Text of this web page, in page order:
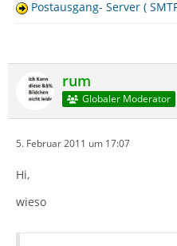
Postausgang- Server (
rum
Globaler Moderator
5. Februar 2011 um 17:07
Hi,
wieso